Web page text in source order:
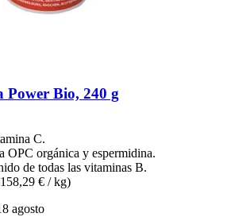
Power Bio, 240 g
C.
OPC orgánica y espermidina.
de todas las vitaminas B.
€ / kg)
agosto